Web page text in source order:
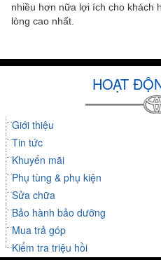
nhiều hơn nữa lợi ích cho khách
lòng cao nhất.
HOẠT
Giới thiệu
Tin tức
Khuyến mãi
Phụ tùng & phụ kiện
Sửa chữa
Bảo hành bảo dưỡng
Mua trả góp
Kiểm tra triệu hồi